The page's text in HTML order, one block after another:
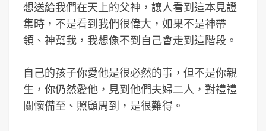
想送給我們在天上的父神，讓人看到這本見證
集時，不是看到我們很偉大，如果不是神帶
領、神幫我，我想像不到自己會走到這階段。
自己的孩子你愛他是很必然的事，但不是你親
生，你仍然愛他，見到他們夫婦二人，對禮禮
關懷備至、照顧周到，是很難得。